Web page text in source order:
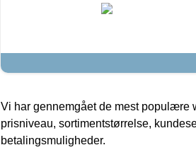
Vi har gennemgået de mest populære
prisniveau, sortimentstørrelse,
betalingsmuligheder.